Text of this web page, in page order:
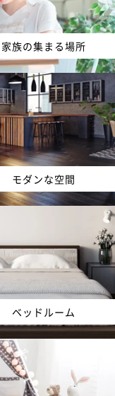
家族の集まる場所
モダンな空間
ベッドルーム